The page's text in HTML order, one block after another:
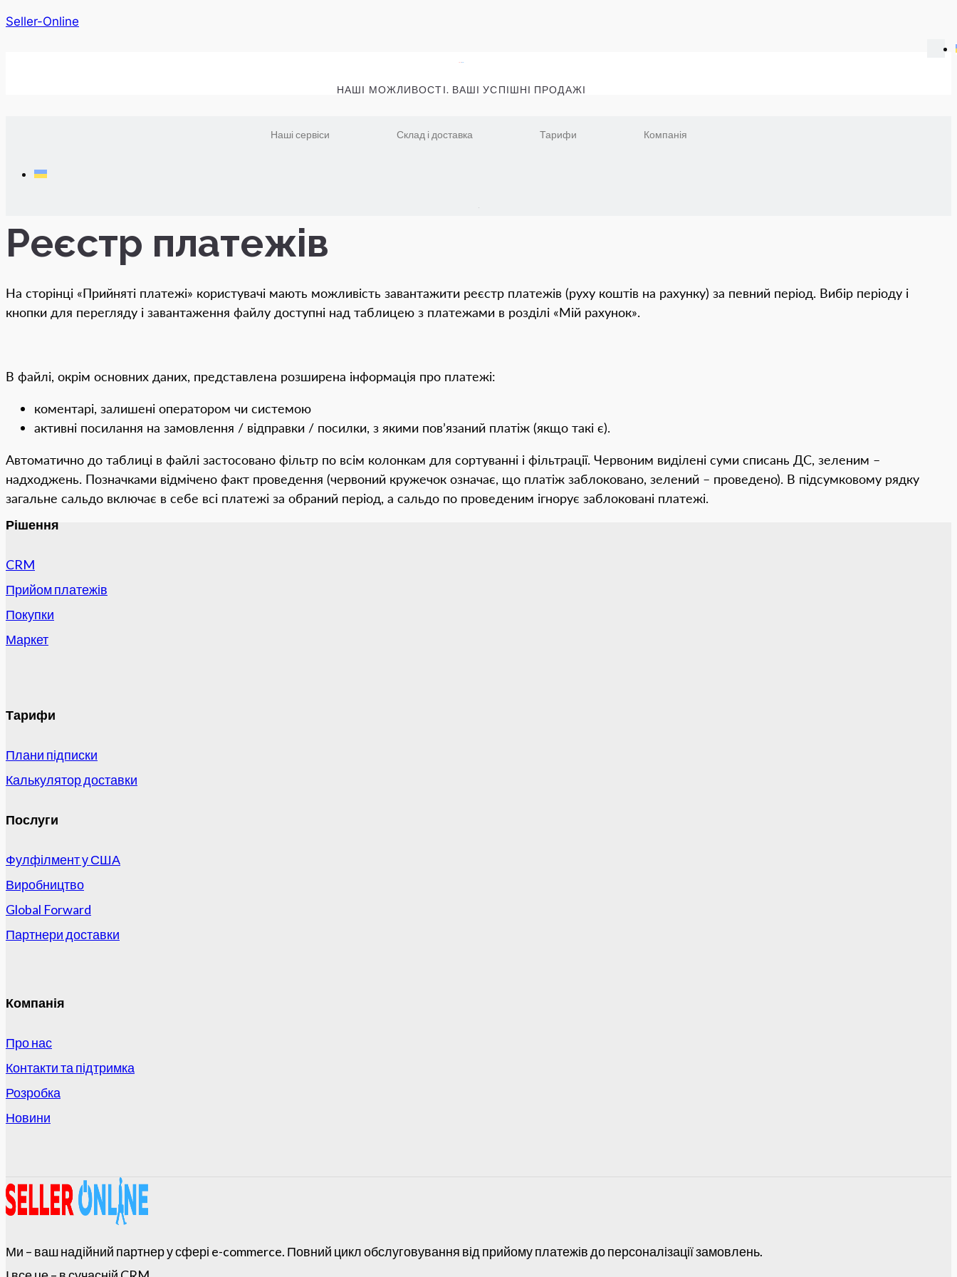
Seller-Online
НАШІ МОЖЛИВОСТІ. ВАШІ УСПІШНІ ПРОДАЖІ
Наші сервіси Склад і доставка Тарифи Компанія
Реєстр платежів
На сторінці «Прийняті платежі» користувачі мають можливість завантажити реєстр платежів (руху коштів на рахунку) за певний період. Вибір періоду і
кнопки для перегляду і завантаження файлу доступні над таблицею з платежами в розділі «Мій рахунок».
В файлі, окрім основних даних, представлена розширена інформація про платежі:
коментарі, залишені оператором чи системою
активні посилання на замовлення / відправки / посилки, з якими пов’язаний платіж (якщо такі є).
Автоматично до таблиці в файлі застосовано фільтр по всім колонкам для сортуванні і фільтрації. Червоним виділені суми списань ДС, зеленим –
надходжень. Позначками відмічено факт проведення (червоний кружечок означає, що платіж заблоковано, зелений – проведено). В підсумковому рядку
загальне сальдо включає в себе всі платежі за обраний період, а сальдо по проведеним ігнорує заблоковані платежі.
Рішення
CRM
Прийом платежів
Покупки
Маркет
Тарифи
Плани підписки
Калькулятор доставки
Послуги
Фулфілмент у США
Виробництво
Global Forward
Партнери доставки
Компанія
Про нас
Контакти та підтримка
Розробка
Новини
Ми – ваш надійний партнер у сфері e-commerce. Повний цикл обслуговування від прийому платежів до персоналізації замовлень.